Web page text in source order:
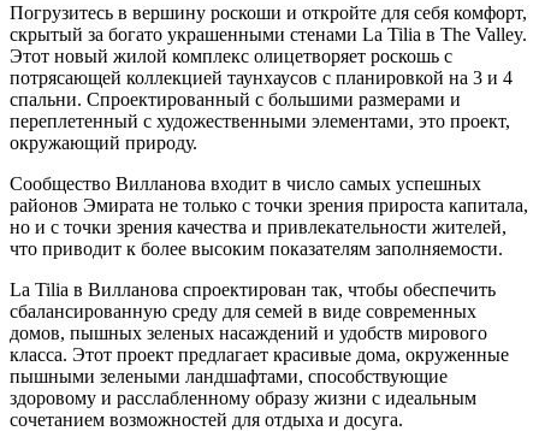
Погрузитесь в вершину роскоши и откройте для себя комфорт,
скрытый за богато украшенными стенами La Tilia в The Valley.
Этот новый жилой комплекс олицетворяет роскошь с
потрясающей коллекцией таунхаусов с планировкой на 3 и 4
спальни. Спроектированный с большими размерами и
переплетенный с художественными элементами, это проект,
окружающий природу.
Сообщество Вилланова входит в число самых успешных
районов Эмирата не только с точки зрения прироста капитала,
но и с точки зрения качества и привлекательности жителей,
что приводит к более высоким показателям заполняемости.
La Tilia в Вилланова спроектирован так, чтобы обеспечить
сбалансированную среду для семей в виде современных
домов, пышных зеленых насаждений и удобств мирового
класса. Этот проект предлагает красивые дома, окруженные
пышными зелеными ландшафтами, способствующие
здоровому и расслабленному образу жизни с идеальным
сочетанием возможностей для отдыха и досуга.